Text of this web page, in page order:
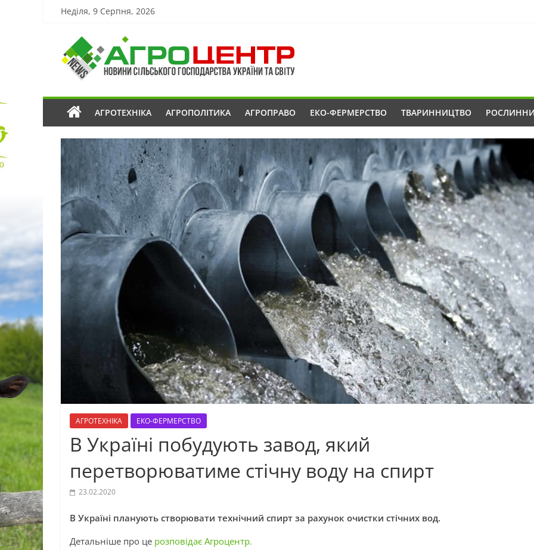
Неділя, 9 Серпня, 2026
АГРОТЕХНІКА АГРОПОЛІТИКА АГРОПРАВО ЕКО-ФЕРМЕРСТВО ТВАРИННИЦТВО
АГРОТЕХНІКА ЕКО-ФЕРМЕРСТВО
В Україні побудують завод, який
перетворюватиме стічну воду на спирт
23.02.2020
В Україні планують створювати технічний спирт за рахунок очистки стічних вод.
Детальніше про це розповідає Агроцентр.